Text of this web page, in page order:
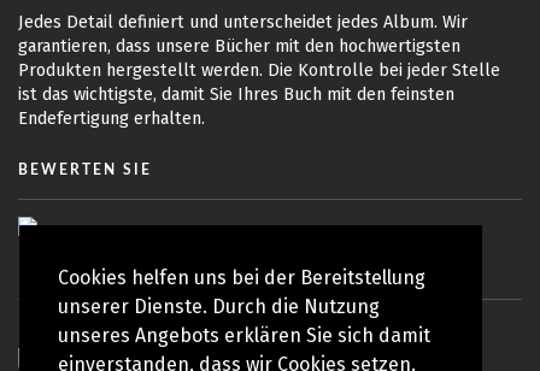
Cookies helfen uns bei der Bereitstellung
unserer Dienste. Durch die Nutzung
unseres Angebots erklären Sie sich damit
einverstanden, dass wir Cookies setzen.
Jedes Detail definiert und unterscheidet jedes Album. Wir
garantieren, dass unsere Bücher mit den hochwertigsten
Produkten hergestellt werden. Die Kontrolle bei jeder Stelle
ist das wichtigste, damit Sie Ihres Buch mit den feinsten
Endefertigung erhalten.
BEWERTEN SIE